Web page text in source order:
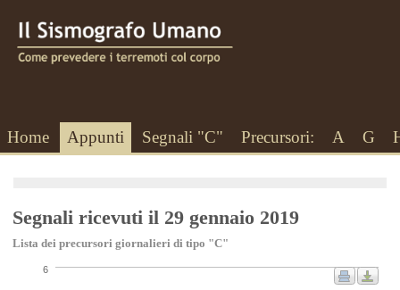
Home Appunti Segnali "C" Precursori: A G
Segnali ricevuti il 29 gennaio 2019
Lista dei precursori giornalieri di tipo "C"
6